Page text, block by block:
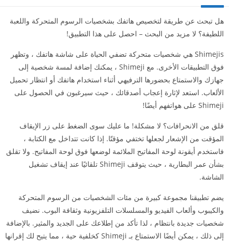
هل تبحث عن طريقة لتخصيص هاتفك بشخصيات الرسوم المتحركة واللعبة
اللطيفة؟ لا مزيد من البحث – احصل على هذا التطبيق!
Shimejis هي شخصيات متحركة تضفي الحياة على شاشة هاتفك ، وتظهر
فوق التطبيقات الأخرى. مع Shimeji ، يمكنك إضافة لمسة شخصية إلى
جهازك والاستمتاع بحضورها الترفيهي أثناء استخدام هاتفك أو انتظار تحميل
الألعاب. استعد لإثارة إعجاب أصدقائك ، حيث سيرغبون في الحصول على
Shimeji على هواتفهم أيضًا!
قلق من الانحرافات؟ لا مشكلة! ما عليك سوى الضغط على زر الإيقاف
المؤقت من الإشعار لجعلها تختفي مؤقتًا. إذا كانت تتداخل مع الكتابة ،
فاستخدم أيقونة لوحة المفاتيح الملائمة لوضعها فوق لوحة المفاتيح. ولا تقلق
بشأن عمر البطارية ، حيث يتوقف Shimeji تلقائيًا عند إيقاف تشغيل
الشاشة.
يضم تطبيقنا مجموعة كبيرة من مئات الشخصيات من الرسوم المتحركة
والكيبوب وألعاب الفيديو والمسلسلات التلفزيونية وثقافة البوب. نضيف
شخصيات جديدة بانتظام ، لذا تأكد من إطلاعك على الجديد والمثير. بالإضافة
إلى ذلك ، يمكن أيضًا الاستمتاع بـ Shimeji كخلفية حية ، مما يتيح لك إقرانها